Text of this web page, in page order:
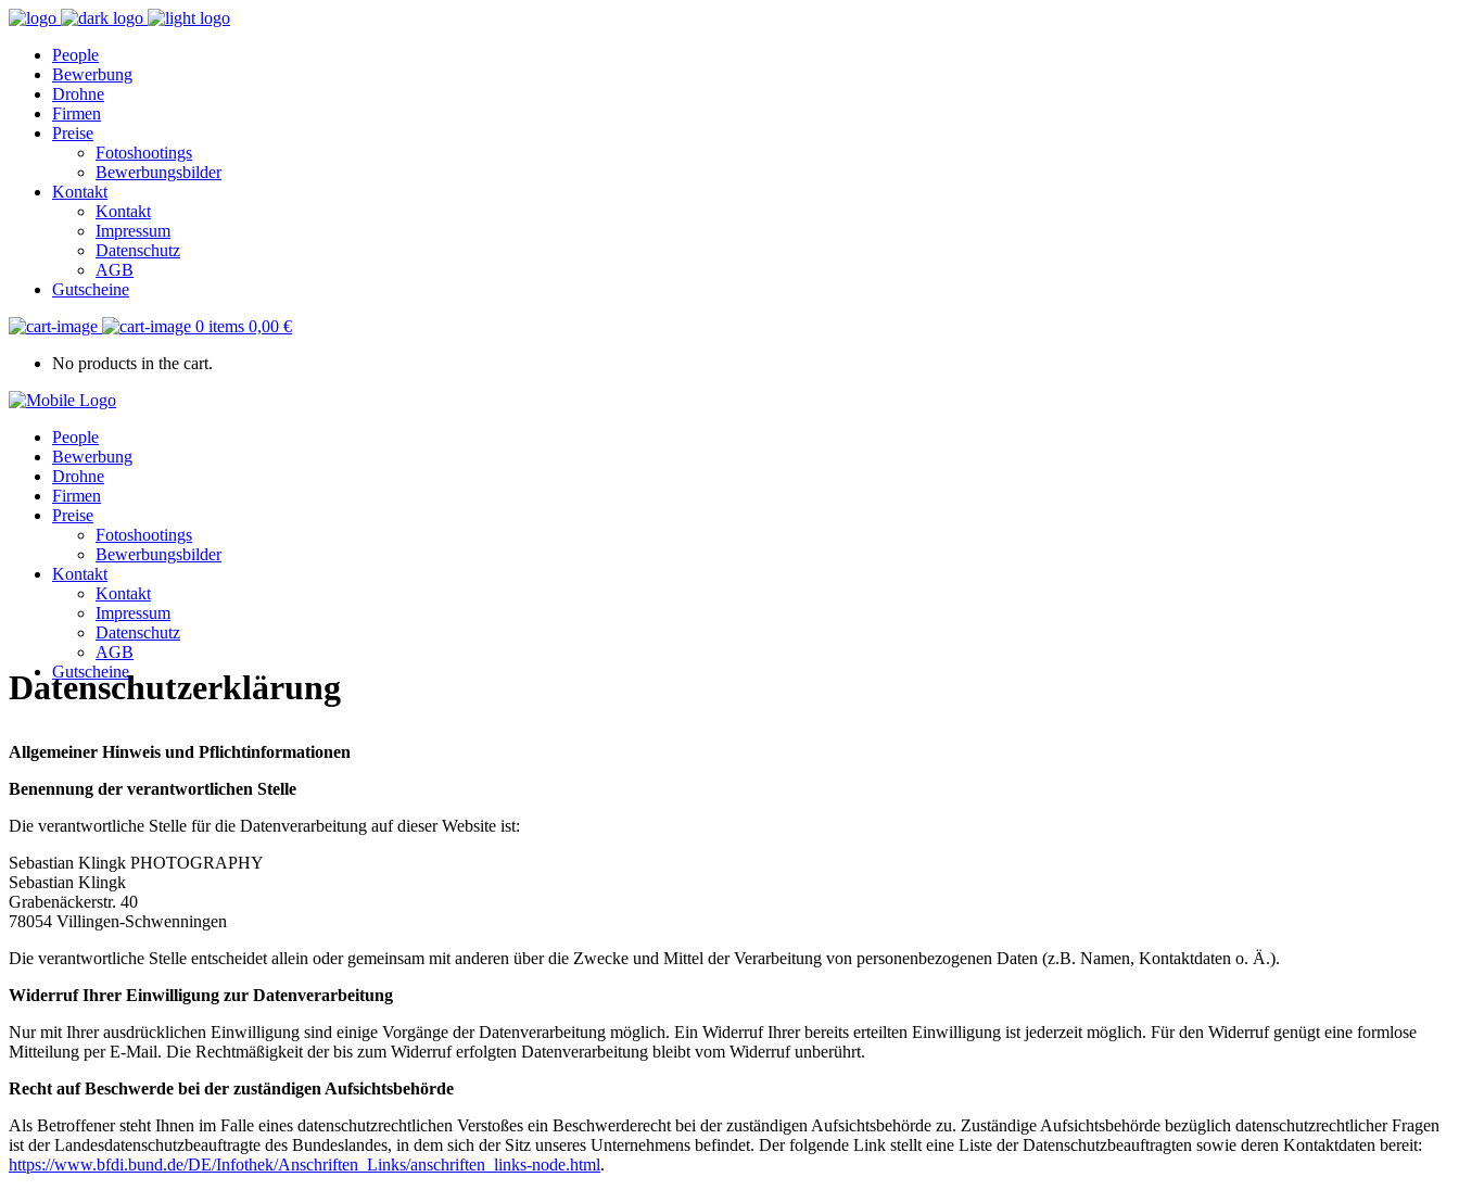
People
Bewerbung
Drohne
Firmen
Preise
Fotoshootings
Bewerbungsbilder
Kontakt
Kontakt
Impressum
Datenschutz
AGB
Gutscheine
0 items 0,00 €
No products in the cart.
People
Bewerbung
Drohne
Firmen
Preise
Fotoshootings
Bewerbungsbilder
Kontakt
Kontakt
Impressum
Datenschutz
AGB
Gutscheine
Datenschutzerklärung
Allgemeiner Hinweis und Pflichtinformationen
Benennung der verantwortlichen Stelle
Die verantwortliche Stelle für die Datenverarbeitung auf dieser Website ist:
Sebastian Klingk PHOTOGRAPHY
Sebastian Klingk
Grabenäckerstr. 40
78054 Villingen-Schwenningen
Die verantwortliche Stelle entscheidet allein oder gemeinsam mit anderen über die Zwecke und Mittel der Verarbeitung von personenbezogenen Daten (z.B. Namen, Kontaktdaten o. Ä.).
Widerruf Ihrer Einwilligung zur Datenverarbeitung
Nur mit Ihrer ausdrücklichen Einwilligung sind einige Vorgänge der Datenverarbeitung möglich. Ein Widerruf Ihrer bereits erteilten Einwilligung ist jederzeit möglich. Für den Widerruf genügt eine formlose
Mitteilung per E-Mail. Die Rechtmäßigkeit der bis zum Widerruf erfolgten Datenverarbeitung bleibt vom Widerruf unberührt.
Recht auf Beschwerde bei der zuständigen Aufsichtsbehörde
Als Betroffener steht Ihnen im Falle eines datenschutzrechtlichen Verstoßes ein Beschwerderecht bei der zuständigen Aufsichtsbehörde zu. Zuständige Aufsichtsbehörde bezüglich datenschutzrechtlicher Fragen
ist der Landesdatenschutzbeauftragte des Bundeslandes, in dem sich der Sitz unseres Unternehmens befindet. Der folgende Link stellt eine Liste der Datenschutzbeauftragten sowie deren Kontaktdaten bereit:
https://www.bfdi.bund.de/DE/Infothek/Anschriften_Links/anschriften_links-node.html.